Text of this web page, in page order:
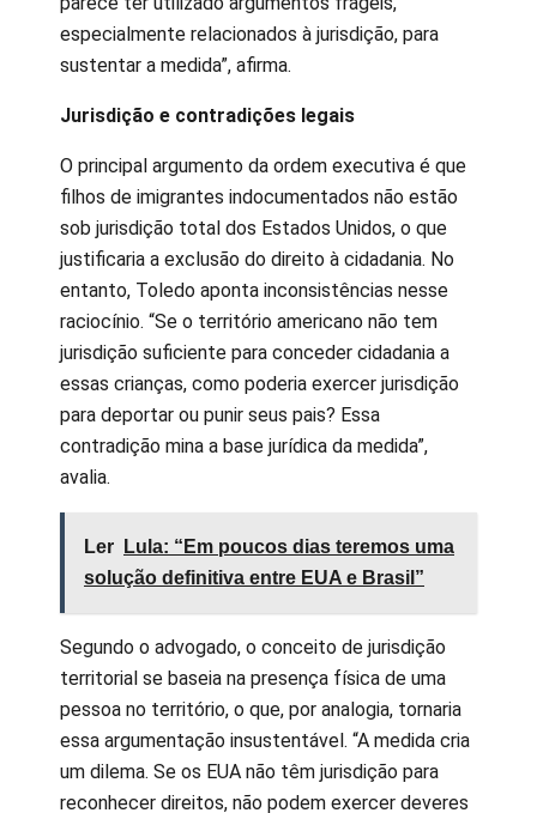
especialmente relacionados à jurisdição, para
sustentar a medida”, afirma.
Jurisdição e contradições legais
O principal argumento da ordem executiva é que
filhos de imigrantes indocumentados não estão
sob jurisdição total dos Estados Unidos, o que
justificaria a exclusão do direito à cidadania. No
entanto, Toledo aponta inconsistências nesse
raciocínio. “Se o território americano não tem
jurisdição suficiente para conceder cidadania a
essas crianças, como poderia exercer jurisdição
para deportar ou punir seus pais? Essa
contradição mina a base jurídica da medida”,
avalia.
Ler
Lula: “Em poucos dias teremos uma
solução definitiva entre EUA e Brasil”
Segundo o advogado, o conceito de jurisdição
territorial se baseia na presença física de uma
pessoa no território, o que, por analogia, tornaria
essa argumentação insustentável. “A medida cria
um dilema. Se os EUA não têm jurisdição para
reconhecer direitos, não podem exercer deveres